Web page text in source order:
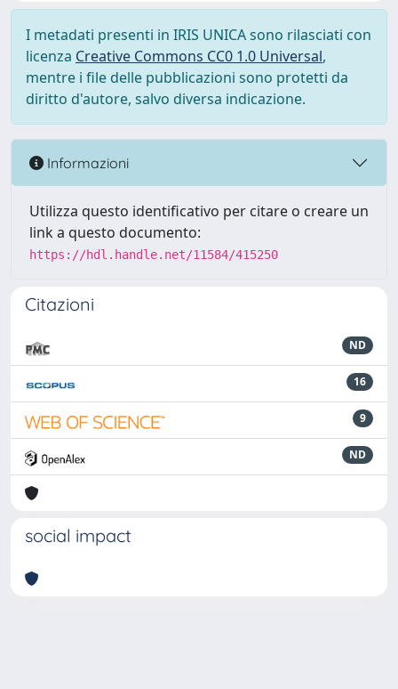
I metadati presenti in IRIS UNICA sono rilasciati con
licenza Creative Commons CC0 1.0 Universal,
mentre i file delle pubblicazioni sono protetti da
diritto d'autore, salvo diversa indicazione.
Informazioni
Utilizza questo identificativo per citare o creare un
link a questo documento:
https://hdl.handle.net/11584/415250
Citazioni
ND
16
9
ND
social impact